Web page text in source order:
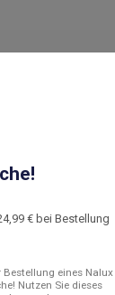
€ bei Bestellung
eines Nalux
Nutzen Sie dieses